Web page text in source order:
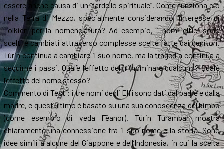
essere anche causa di un “fardello spirituale”. Come funziona ciò
nella Terra di Mezzo, specialmente considerando l’interesse di
Tolkien per la nomenclatura? Ad esempio, i nomi elfici sono
scelti e cambiati attraverso complesse scelte fatte dai genitori.
Túrin continua a cambiare il suo nome, ma la tragedia continua a
seguirne i passi. Qual’è l’effetto del (ri)nominare qualcuno? Qual’è
l’effetto del nome stesso?
Commento di Testi: i tre nomi degli Elfi sono dati dal padre e dalla
madre, e quest’ultimo è basato su una sua conoscenza del bimbo
(come esempio di veda Fëanor). Túrin Turambar mostra
chiaramente una connessione tra il suo nome e la storia. Sono
idee simili a alcune del Giappone e dell’Indonesia, in cui la scelta